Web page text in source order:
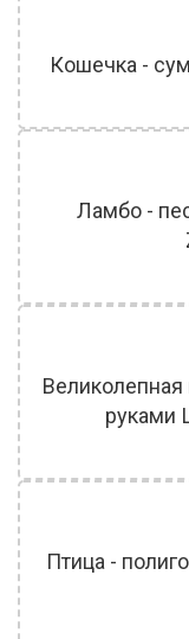
Кошечка -
Ламбо -
руками
Птица -